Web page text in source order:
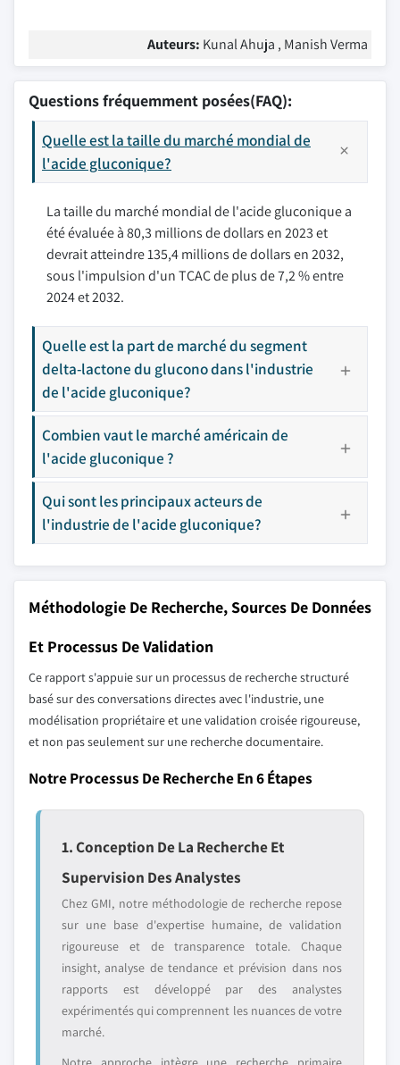
Auteurs: Kunal Ahuja , Manish Verma
Questions fréquemment posées(FAQ):
Quelle est la taille du marché mondial de
l'acide gluconique?
La taille du marché mondial de l'acide gluconique a
été évaluée à 80,3 millions de dollars en 2023 et
devrait atteindre 135,4 millions de dollars en 2032,
sous l'impulsion d'un TCAC de plus de 7,2 % entre
2024 et 2032.
Quelle est la part de marché du segment
delta-lactone du glucono dans l'industrie
de l'acide gluconique?
Combien vaut le marché américain de
l'acide gluconique ?
Qui sont les principaux acteurs de
l'industrie de l'acide gluconique?
Méthodologie De Recherche, Sources De Données
Et Processus De Validation
Ce rapport s'appuie sur un processus de recherche structuré
basé sur des conversations directes avec l'industrie, une
modélisation propriétaire et une validation croisée rigoureuse,
et non pas seulement sur une recherche documentaire.
Notre Processus De Recherche En 6 Étapes
1. Conception De La Recherche Et
Supervision Des Analystes
Chez GMI, notre méthodologie de recherche repose
sur une base d'expertise humaine, de validation
rigoureuse et de transparence totale. Chaque
insight, analyse de tendance et prévision dans nos
rapports est développé par des analystes
expérimentés qui comprennent les nuances de votre
marché.